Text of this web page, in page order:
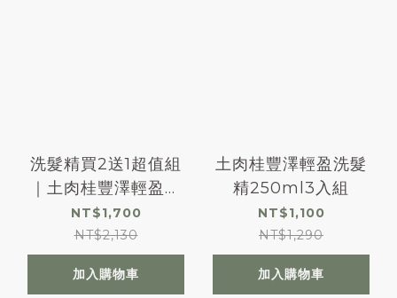
洗髮精買2送1超值組
｜土肉桂豐澤輕盈洗
髮精500mlx2＋
250mlx1
NT$1,700
NT$2,130
加入購物車
土肉桂豐澤輕盈洗髮
精250ml3入組
NT$1,100
NT$1,290
加入購物車